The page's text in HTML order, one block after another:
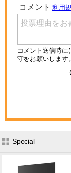
Special